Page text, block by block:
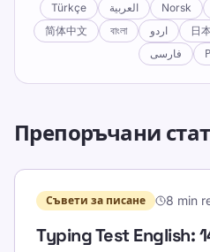
Türkçe
العربية Norsk
简体中文
বাংলা اردو 日
فارسی
Препоръчани
Съвети за писане 8 min
Typing Test English: